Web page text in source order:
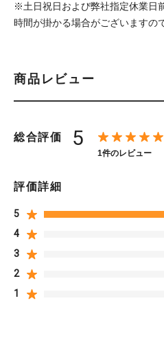
※土日祝日および弊社指定休業日
時間が掛かる場合がございますの
商品レビュー
総合評価 5
1件のレビュー
評価詳細
5
4
3
2
1